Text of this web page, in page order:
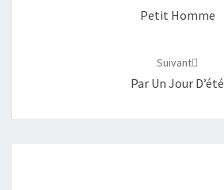
Petit Homme
Suivant
Par Un Jour D’été